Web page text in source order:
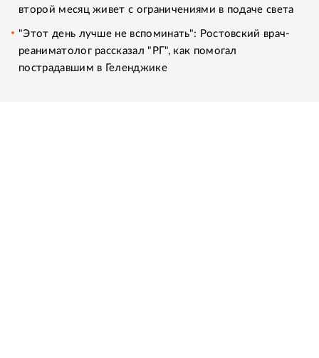
второй месяц живет с ограничениями в подаче света
"Этот день лучше не вспоминать": Ростовский врач-
реаниматолог рассказал "РГ", как помогал
пострадавшим в Геленджике